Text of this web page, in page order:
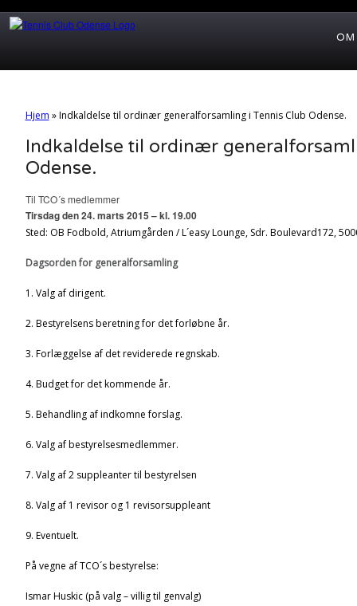
OM
Hjem »Indkaldelse til ordinær generalforsamling i Tennis Club Odense.
Indkaldelse til ordinær
Odense.
Til TCO´s medlemmer
Tirsdag den 24. marts 2015 – kl. 19.00
Sted: OB Fodbold, Atriumgården / L´easy Lounge, Sdr. Boulevard172,
Dagsorden for generalforsamling
1. Valg af dirigent.
2. Bestyrelsens beretning for det forløbne år.
3. Forlæggelse af det reviderede regnskab.
4. Budget for det kommende år.
5. Behandling af indkomne forslag.
6. Valg af bestyrelsesmedlemmer.
7. Valg af 2 suppleanter til bestyrelsen
8. Valg af 1 revisor og 1 revisorsuppleant
9. Eventuelt.
På vegne af TCO´s bestyrelse:
Ismar Huskic (på valg – villig til genvalg)